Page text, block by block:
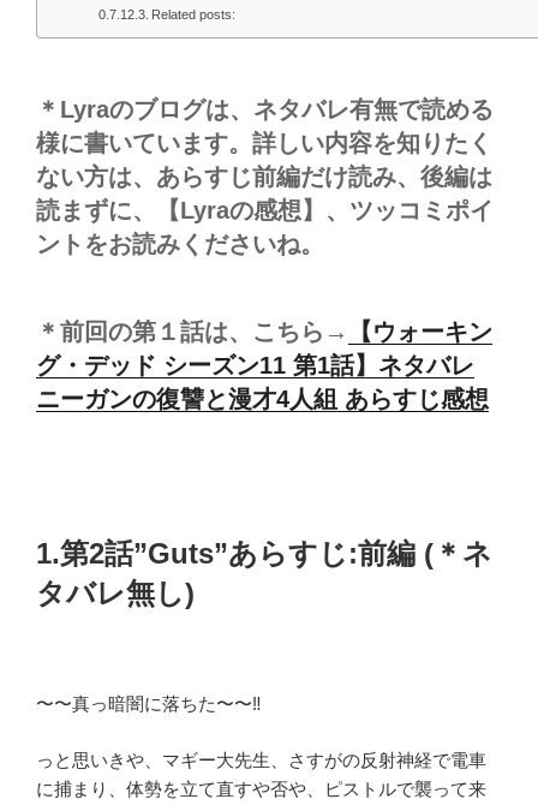
Related posts:
＊Lyraのブログは、ネタバレ有無で読める
様に書いています。詳しい内容を知りたく
ない方は、あらすじ前編だけ読み、後編は
読まずに、【Lyraの感想】、ツッコミポイ
ントをお読みくださいね。
＊前回の第１話は、こちら→
【ウォーキン
グ・デッド シーズン11 第1話】ネタバレ
ニーガンの復讐と漫才4人組 あらすじ感想
1.第2話”Guts”あらすじ:前編 (＊ネ
タバレ無し)
〜〜真っ暗闇に落ちた〜〜‼️
っと思いきや、マギー大先生、さすがの反射神経で電車
に捕まり、体勢を立て直すや否や、ピストルで襲って来